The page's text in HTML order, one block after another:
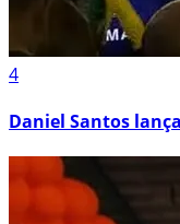
4
Daniel Santos